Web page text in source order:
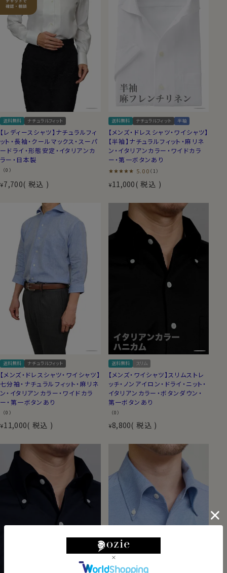
送料無料 ナチュラルフィット
【レディースシャツ】ナチュラルフィ
ット・長袖・クールマックス・スーパ
ードライ・形態安定・イタリアンカ
ラー・日本製
（0）
¥7,700 税込
送料無料 ナチュラルフィット 半袖
【メンズ・ドレスシャツ・ワイシャツ】
【半袖】ナチュラルフィット・麻リネ
ン・イタリアンカラー・ワイドカラ
ー・第一ボタンあり
5.00 （1）
¥11,000 税込
送料無料 ナチュラルフィット
【メンズ・ドレスシャツ・ワイシャツ】
七分袖・ナチュラルフィット・麻リネ
ン・イタリアンカラー・ワイドカラ
ー・第一ボタンあり
（0）
¥11,000 税込
送料無料 スリム
【メンズ・ワイシャツ】スリムストレ
ッチ・ノンアイロン・ドライ・ニット・
イタリアンカラー・ボタンダウン・
第一ボタンあり
（0）
¥8,800 税込